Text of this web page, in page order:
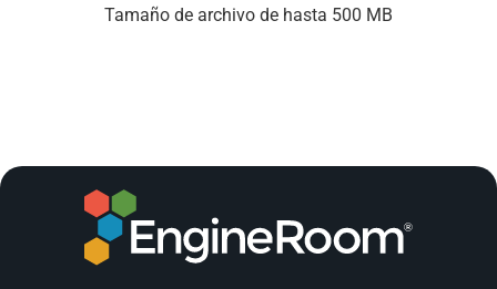
Tamaño de archivo de hasta 500 MB